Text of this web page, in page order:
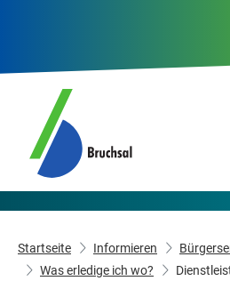
Startseite Informieren
Was erledige ich wo?